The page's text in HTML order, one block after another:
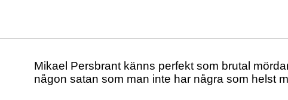
Mikael Persbrant känns perfekt som brutal
någon satan som man inte har några som helst